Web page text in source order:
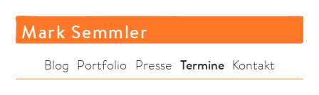
Mark Semmler
Blog Portfolio Presse Termine Kontakt